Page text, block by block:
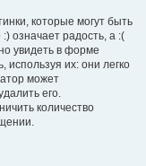
которые могут быть
означает радость, а :(
увидеть в форме
используя их: они легко
может
его.
количество